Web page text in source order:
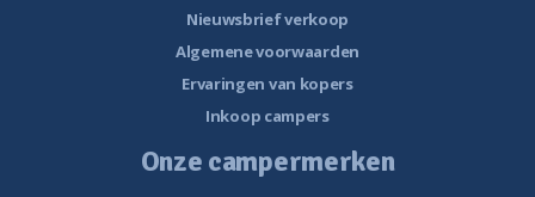
Nieuwsbrief verkoop
Algemene voorwaarden
Ervaringen van kopers
Inkoop campers
Onze campermerken